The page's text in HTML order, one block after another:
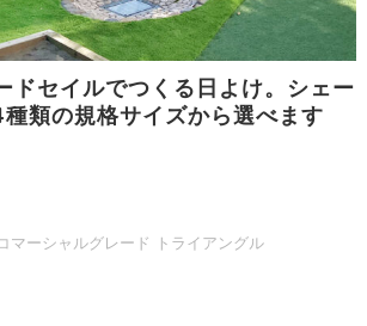
ドセイルでつくる日よけ。シェー
種類の規格サイズから選べます
マーシャルグレード トライアングル